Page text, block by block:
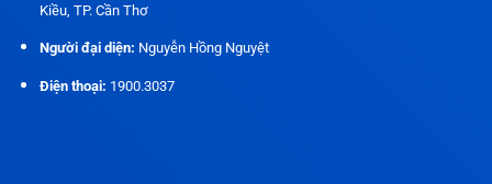
Kiều, TP. Cần Thơ
Người đại diện: Nguyễn Hồng Nguyệt
Điện thoại: 1900.3037